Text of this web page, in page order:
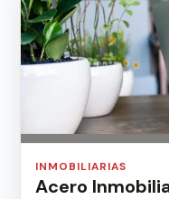
INMOBILIARIAS
Acero